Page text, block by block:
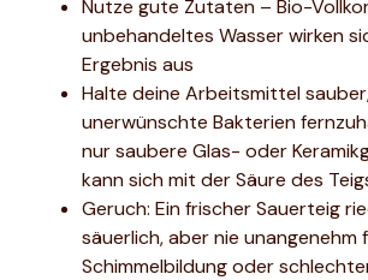
Nutze gute Zutaten – Bio-
unbehandeltes Wasser wirken
Ergebnis aus
Halte deine Arbeitsmittel
unerwünschte Bakterien
nur saubere Glas- oder
kann sich mit der Säure des
Geruch: Ein frischer Sauerteig
säuerlich, aber nie unangenehm
Schimmelbildung oder